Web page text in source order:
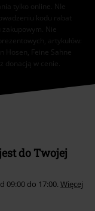
tylko online. NIe
kodu rabat
Nie
artykułów:
Hosen, Feine Sahne
donacją w cenie.
do Twojej
09:00 do 17:00. Więcej